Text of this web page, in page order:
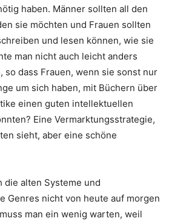
haben. Männer sollten all den
sie möchten und Frauen sollten
und lesen können, wie sie
man nicht auch leicht anders
so dass Frauen, wenn sie sonst nur
um sich haben, mit Büchern über
einen guten intellektuellen
Eine Vermarktungsstrategie,
sieht, aber eine schöne
die alten Systeme und
Genres nicht von heute auf morgen
man ein wenig warten, weil